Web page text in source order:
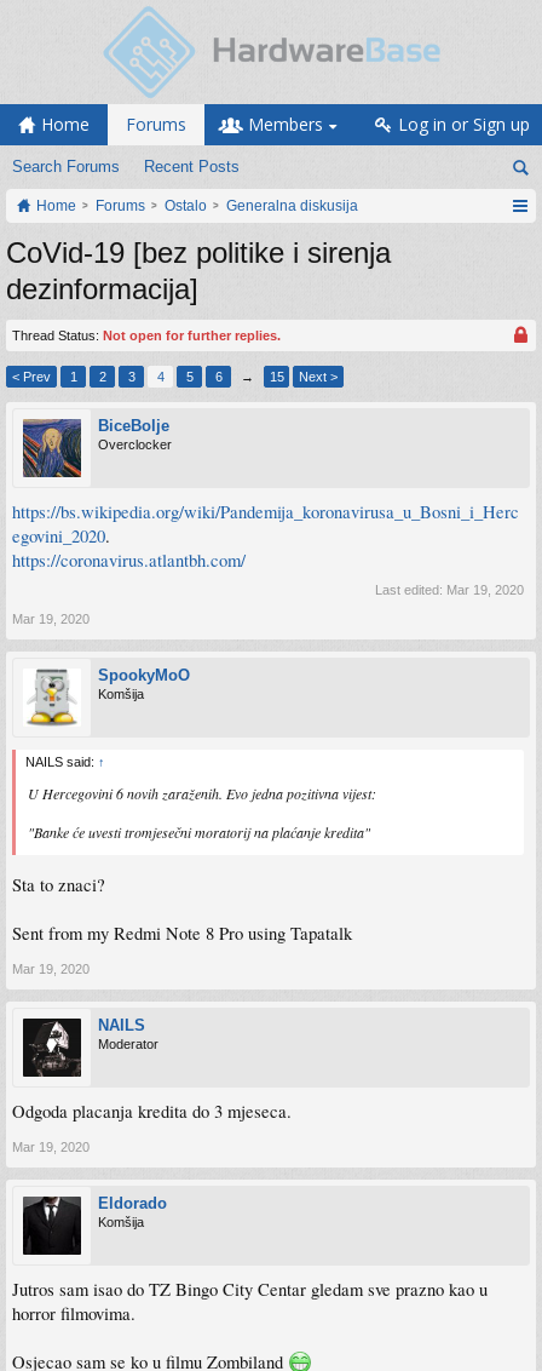
Home Forums
Search Forums Recent Posts
Members Log in or Sign up
Home Forums Ostalo Generalna diskusija
CoVid-19 [bez politike i sirenja
dezinformacija]
Thread Status: Not open for further replies.
< Prev 1 2 3 4 5 6 → 15 Next >
BiceBolje
Overclocker
https://bs.wikipedia.org/wiki/Pandemija_koronavirusa_u_Bosni_i_Herc
egovini_2020.
https://coronavirus.atlantbh.com/
Last edited: Mar 19, 2020
Mar 19, 2020
SpookyMoO
Komšija
NAILS said: ↑
U Hercegovini 6 novih zaraženih. Evo jedna pozitivna vijest:
"Banke će uvesti tromjesečni moratorij na plaćanje kredita"
Sta to znaci?
Sent from my Redmi Note 8 Pro using Tapatalk
Mar 19, 2020
NAILS
Moderator
Odgoda placanja kredita do 3 mjeseca.
Mar 19, 2020
Eldorado
Komšija
Jutros sam isao do TZ Bingo City Centar gledam sve prazno kao u
horror filmovima.
Osjecao sam se ko u filmu Zombiland